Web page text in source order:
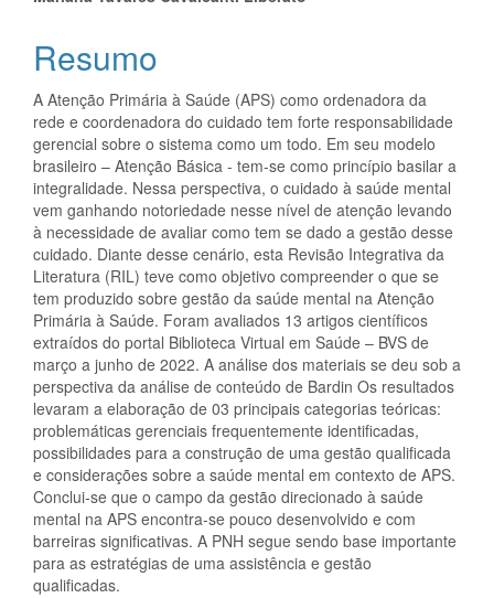
principal
Resumo
A Atenção Primária à Saúde (APS) como ordenadora da
rede e coordenadora do cuidado tem forte responsabilidade
gerencial sobre o sistema como um todo. Em seu modelo
brasileiro – Atenção Básica - tem-se como princípio basilar a
integralidade. Nessa perspectiva, o cuidado à saúde mental
vem ganhando notoriedade nesse nível de atenção levando
à necessidade de avaliar como tem se dado a gestão desse
cuidado. Diante desse cenário, esta Revisão Integrativa da
Literatura (RIL) teve como objetivo compreender o que se
tem produzido sobre gestão da saúde mental na Atenção
Primária à Saúde. Foram avaliados 13 artigos científicos
extraídos do portal Biblioteca Virtual em Saúde – BVS de
março a junho de 2022. A análise dos materiais se deu sob a
perspectiva da análise de conteúdo de Bardin Os resultados
levaram a elaboração de 03 principais categorias teóricas:
problemáticas gerenciais frequentemente identificadas,
possibilidades para a construção de uma gestão qualificada
e considerações sobre a saúde mental em contexto de APS.
Conclui-se que o campo da gestão direcionado à saúde
mental na APS encontra-se pouco desenvolvido e com
barreiras significativas. A PNH segue sendo base importante
para as estratégias de uma assistência e gestão
qualificadas.